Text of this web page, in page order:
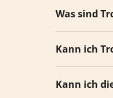
Was sind
Kann ich
Kann ich